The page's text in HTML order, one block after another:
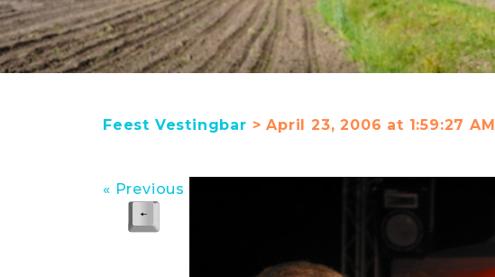
Feest Vestingbar > April 23, 2006 at 1:59:27 AM
« Previous